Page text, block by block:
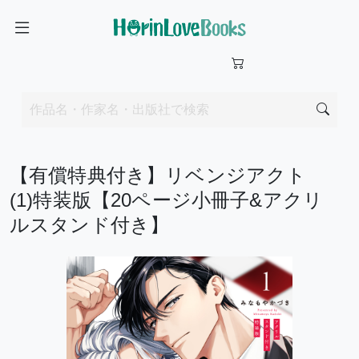
【有償特典付き】リベンジアクト
(1)特装版【20ページ小冊子&アクリ
ルスタンド付き】